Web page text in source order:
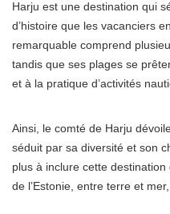
Harju est une destination qui
d’histoire que les vacanciers
remarquable comprend
tandis que ses plages se
et à la pratique d’activités
Ainsi, le comté de Harju
séduit par sa diversité et son
plus à inclure cette
de l’Estonie, entre terre et